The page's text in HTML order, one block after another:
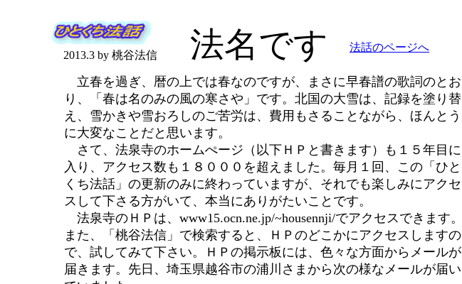
法名です
2013.3 by 桃谷法信
立春を過ぎ、暦の上では春なのですが、まさに早春譜の歌詞のとお
り、「春は名のみの風の寒さや」です。北国の大雪は、記録を塗り替
え、雪かきや雪おろしのご苦労は、費用もさることながら、ほんとう
に大変なことだと思います。
さて、法泉寺のホームぺージ（以下ＨＰと書きます）も１５年目に
入り、アクセス数も１８０００を超えました。毎月１回、この「ひと
くち法話」の更新のみに終わっていますが、それでも楽しみにアクセ
スして下さる方がいて、本当にありがたいことです。
法泉寺のＨＰは、www15.ocn.ne.jp/~housennji/でアクセスできます。
また、「桃谷法信」で検索すると、ＨＰのどこかにアクセスしますの
で、試してみて下さい。ＨＰの掲示板には、色々な方面からメールが
届きます。先日、埼玉県越谷市の浦川さまから次の様なメールが届い
法話のページへ